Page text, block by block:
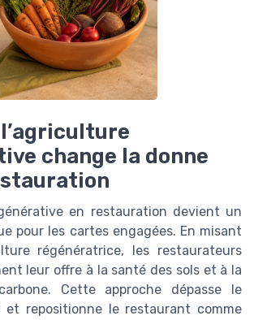
change la donne
en restauration devient un
pour les cartes engagées. En misant
régénératrice, les restaurateurs
leur offre à la santé des sols et à la
Cette approche dépasse le
et repositionne le restaurant comme